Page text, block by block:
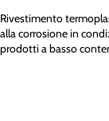
Rivestimento
alla corrosione in
prodotti a basso